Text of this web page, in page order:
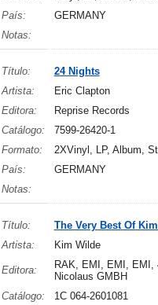
País:
GERMANY
Notas:
Título:
24 Nights
Artista:
Eric Clapton
Editora:
Reprise Records
Catálogo:
7599-26420-1
Formato:
2XVinyl, LP, Album,
País:
GERMANY
Notas:
Título:
The Very Best Of
Artista:
Kim Wilde
Editora:
RAK, EMI, EMI, EMI,
Nicolaus GMBH
Catálogo:
1C 064-2601081